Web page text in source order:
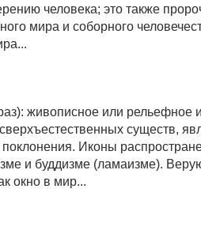
человека; это также
мира и соборного
живописное или рельефное
существ,
поклонения. Иконы
и буддизме (ламаизме).
окно в мир...